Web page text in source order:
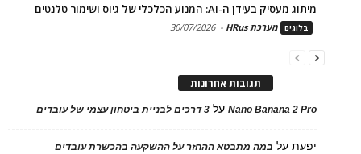
מיתוג מעסיק בעידן ה-AI: המנוע הכלכלי של גיוס ושימור טלנטים
בלוגים מערכת HRus -
30/07/2026
תגובות אחרונות
Nano Banana 2 Proעל 3 דרכים לבניית ביטחון עצמי של עובדים
יפעתעל במה מתבטא ההחזר על ההשקעה בהכשרת עובדים